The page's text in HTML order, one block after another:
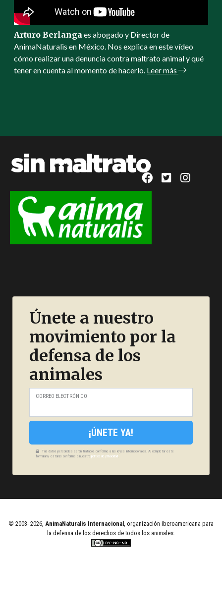
Arturo Berlanga es abogado y Director de
AnimaNaturalis en México. Nos explica en este vídeo
cómo realizar una denuncia contra maltrato animal y qué
tener en cuenta al momento de hacerlo. Leer más
Únete a nuestro
movimiento por la
defensa de los
animales
CORREO ELECTRÓNICO
¡ÚNETE YA!
Tus datos personales serán tratados conforme a las leyes internacionales. Al completar este
formulario, estarás conforme a nuestrapolítica de privacidad
© 2003- 2026, AnimaNaturalis Internacional , organización iberoamericana para
la defensa de los derechos de todos los animales.